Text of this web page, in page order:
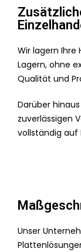
Wir lagern Ihre
Lagern, ohne
Qualität und
Darüber
zuverlässigen
vollständig auf
Unser